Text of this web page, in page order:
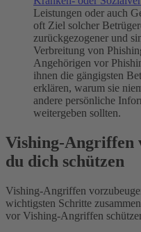
Leistungen oder auch
oft Ziel solcher
zurückgezogener und
Verbreitung von
Angehörigen vor
ihnen die gängigsten
erklären, warum sie
andere persönliche
weitergeben sollten.
Vishing-Angriffen
du dich schützen
Vishing-Angriffen
wichtigsten Schritte
vor Vishing-Angriffen